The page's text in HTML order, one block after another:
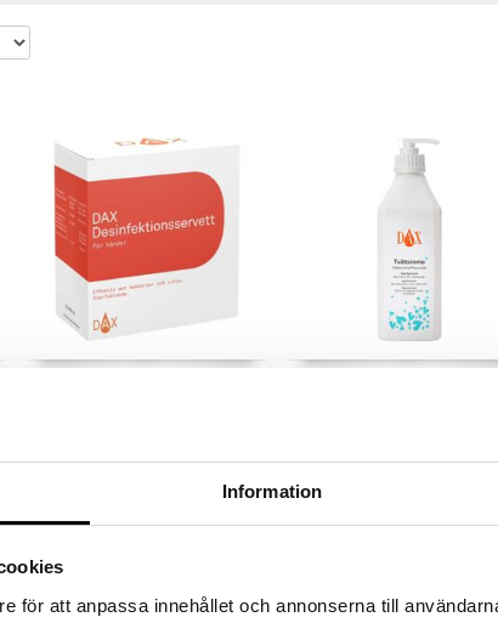
Information
för att anpassa innehållet och annonserna till
desinfiointipyyhkeet, jotka
poistavat tehokkaasti virukset
ihoärsytyksen,
vauvanhoidon, vartalonpesun ja
5,90